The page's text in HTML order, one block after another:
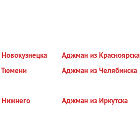
Аджман из Красноярска
Аджман из Челябинска
Аджман из Иркутска